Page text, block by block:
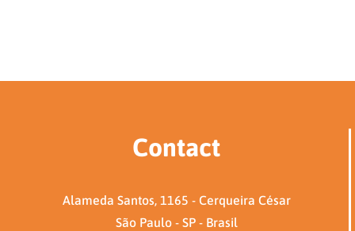
Contact
Alameda Santos, 1165 - Cerqueira César
São Paulo - SP - Brasil